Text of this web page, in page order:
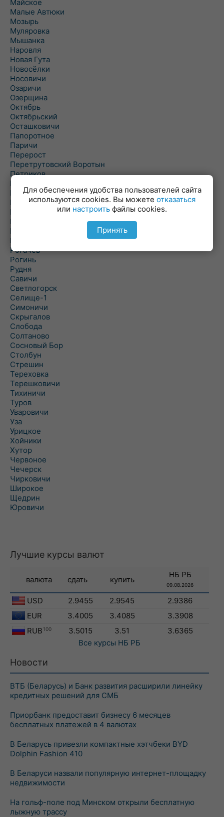
Майское
Малые Автюки
Мозырь
Муляровка
Мышанка
Наровля
Новая Гута
Новосёлки
Носовичи
Озаричи
Озерщина
Октябрь
Октябрьский
Осташковичи
Папоротное
Паричи
Перерост
Перетрутовский Воротын
Петриков
Пиревичи
Поболово
Поколюбичи
Полесье
Птичь
Речица
Ровенская Слобода
Рогачев
Рогинь
Рудня
Савичи
Светлогорск
Селище-1
Симоничи
Скрыгалов
Слобода
Солтаново
Сосновый Бор
Столбун
Стрешин
Тереховка
Терешковичи
Тихиничи
Туров
Уваровичи
Уза
Урицкое
Хойники
Хутор
Червоное
Чечерск
Чирковичи
Широкое
Щедрин
Юровичи
Лучшие курсы валют
валюта сдать купить
НБ РБ
09.08.2026
USD 2.9455 2.9545
2.9386
EUR
3.4005 3.4085
3.3908
RUB 100 3.5015 3.51
3.6365
Все курсы НБ РБ
Новости
ВТБ (Беларусь) и Банк развития расширили линейку
кредитных решений для СМБ
Приорбанк предоставит бизнесу 6 месяцев
бесплатных платежей в 4 валютах
В Беларусь привезли компактные хэтчбеки BYD
Dolphin Fashion 410
В Беларуси назвали популярную интернет-площадку
недвижимости
На гольф-поле под Минском открыли бесплатную
лыжную трассу
Для обеспечения удобства пользователей сайта
используются cookies. Вы можете отказаться
или настроить файлы cookies.
Принять